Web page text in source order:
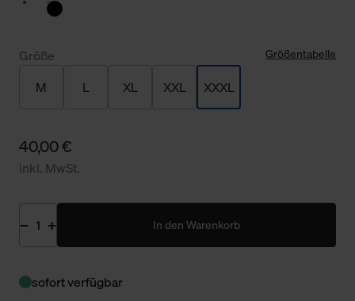
Größe Größentabelle
M L XL XXL XXXL
40,00 €
inkl. MwSt.
In den Warenkorb
sofort verfügbar